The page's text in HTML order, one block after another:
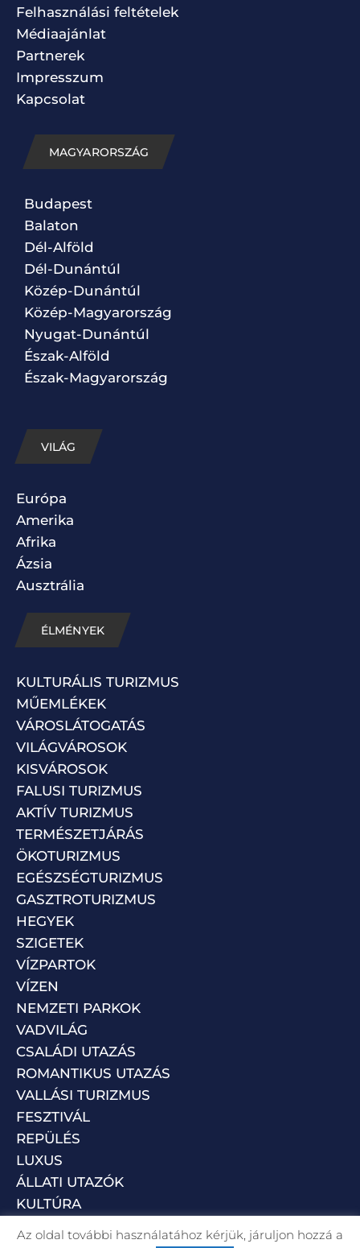
Felhasználási feltételek
Médiaajánlat
Partnerek
Impresszum
Kapcsolat
MAGYARORSZÁG
Budapest
Balaton
Dél-Alföld
Dél-Dunántúl
Közép-Dunántúl
Közép-Magyarország
Nyugat-Dunántúl
Észak-Alföld
Észak-Magyarország
VILÁG
Európa
Amerika
Afrika
Ázsia
Ausztrália
ÉLMÉNYEK
KULTURÁLIS TURIZMUS
MŰEMLÉKEK
VÁROSLÁTOGATÁS
VILÁGVÁROSOK
KISVÁROSOK
FALUSI TURIZMUS
AKTÍV TURIZMUS
TERMÉSZETJÁRÁS
ÖKOTURIZMUS
EGÉSZSÉGTURIZMUS
GASZTROTURIZMUS
HEGYEK
SZIGETEK
VÍZPARTOK
VÍZEN
NEMZETI PARKOK
VADVILÁG
CSALÁDI UTAZÁS
ROMANTIKUS UTAZÁS
VALLÁSI TURIZMUS
FESZTIVÁL
REPÜLÉS
LUXUS
ÁLLATI UTAZÓK
KULTÚRA
Az oldal további használatához kérjük, járuljon hozzá a